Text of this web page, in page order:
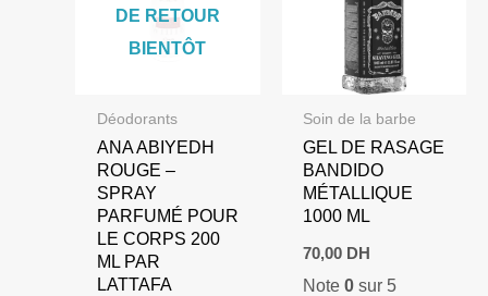
DE RETOUR
BIENTÔT
Déodorants
ANA ABIYEDH
ROUGE –
SPRAY
PARFUMÉ POUR
LE CORPS 200
ML PAR
LATTAFA
Soin de la barbe
GEL DE RASAGE
BANDIDO
MÉTALLIQUE
1000 ML
70,00 DH
Note0 sur 5